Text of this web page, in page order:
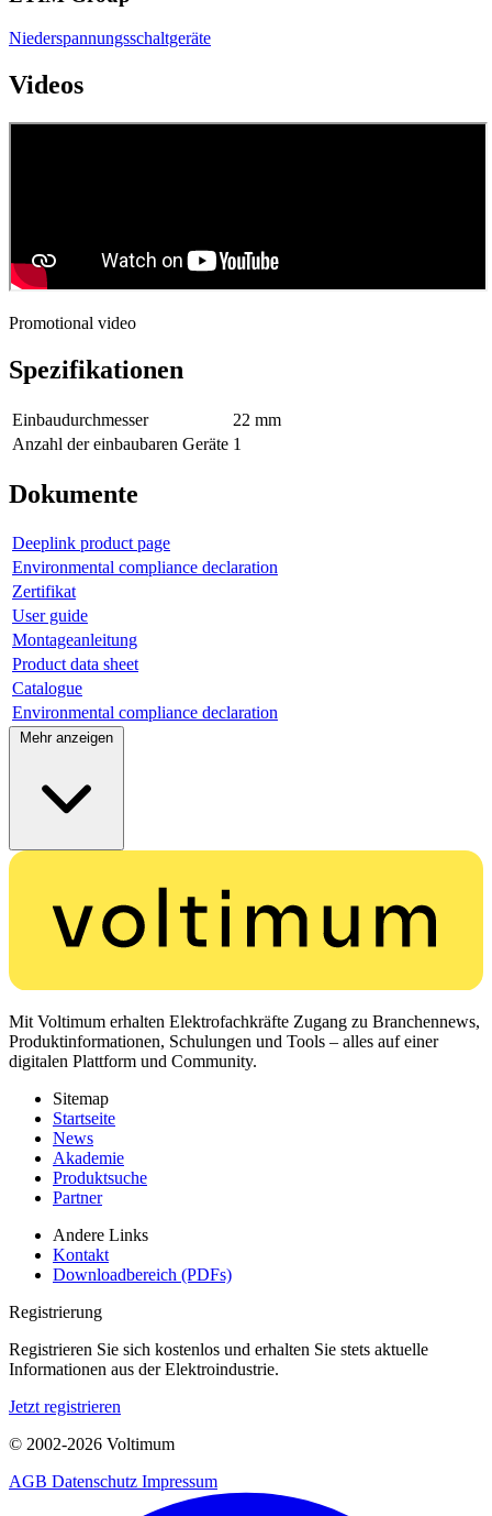
Niederspannungsschaltgeräte
Videos
Promotional video
Spezifikationen
Einbaudurchmesser
22 mm
Anzahl der einbaubaren Geräte 1
Dokumente
Deeplink product page
Environmental compliance declaration
Zertifikat
User guide
Montageanleitung
Product data sheet
Catalogue
Environmental compliance declaration
Mehr anzeigen
Mit Voltimum erhalten Elektrofachkräfte Zugang zu Branchennews,
Produktinformationen, Schulungen und Tools – alles auf einer
digitalen Plattform und Community.
Sitemap
Startseite
News
Akademie
Produktsuche
Partner
Andere Links
Kontakt
Downloadbereich (PDFs)
Registrierung
Registrieren Sie sich kostenlos und erhalten Sie stets aktuelle
Informationen aus der Elektroindustrie.
Jetzt registrieren
© 2002-2026 Voltimum
AGB Datenschutz Impressum